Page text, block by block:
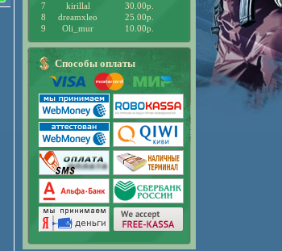
7
kirillal
30.00р.
8
dreamxleo
25.00р.
9
Oli_mur 10.00р.
Способы оплаты